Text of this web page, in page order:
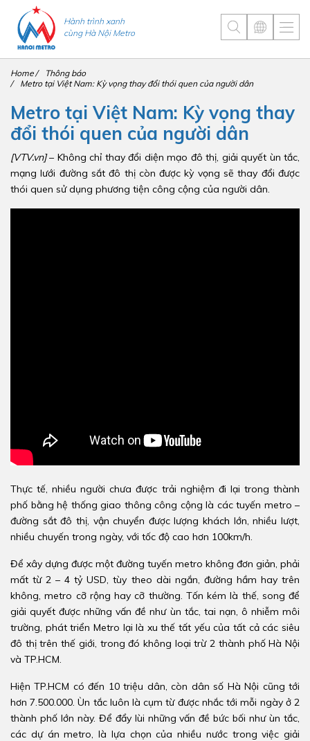
Hành trình xanh
cùng Hà Nội Metro
Home
Thông báo
Metro tại Việt Nam: Kỳ vọng thay đổi thói quen của người dân
Metro tại Việt Nam: Kỳ vọng thay
đổi thói quen của người dân
[VTV.vn]– Không chỉ thay đổi diện mạo đô thị, giải quyết ùn tắc,
mạng lưới đường sắt đô thị còn được kỳ vọng sẽ thay đổi được
thói quen sử dụng phương tiện công cộng của người dân.
Thực tế, nhiều người chưa được trải nghiệm đi lại trong thành
phố bằng hệ thống giao thông công cộng là các tuyến metro –
đường sắt đô thị, vận chuyển được lượng khách lớn, nhiều lượt,
nhiều chuyến trong ngày, với tốc độ cao hơn 100km/h.
Để xây dựng được một đường tuyến metro không đơn giản, phải
mất từ 2 – 4 tỷ USD, tùy theo dài ngắn, đường hầm hay trên
không, metro cỡ rộng hay cỡ thường. Tốn kém là thế, song để
giải quyết được những vấn đề như ùn tắc, tai nạn, ô nhiễm môi
trường, phát triển Metro lại là xu thế tất yếu của tất cả các siêu
đô thị trên thế giới, trong đó không loại trừ 2 thành phố Hà Nội
và TP.HCM.
Hiện TP.HCM có đến 10 triệu dân, còn dân số Hà Nội cũng tới
hơn 7.500.000. Ùn tắc luôn là cụm từ được nhắc tới mỗi ngày ở 2
thành phố lớn này. Để đẩy lùi những vấn đề bức bối như ùn tắc,
các dự án metro, là lựa chọn của nhiều nước trong việc giải